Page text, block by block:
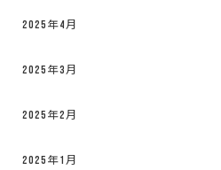
2025年4月
2025年3月
2025年2月
2025年1月